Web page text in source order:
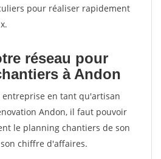
pour réaliser rapidement
réseau pour
à Andon
en tant qu'artisan
Andon, il faut pouvoir
le planning chantiers de son
chiffre d'affaires.